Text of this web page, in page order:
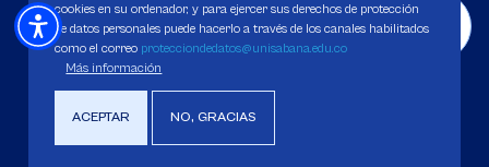
Política de Protección de datos
Derechos Pecuniarios
cookies en su ordenador, y para ejercer sus derechos de protección
de datos personales puede hacerlo a través de los canales habilitados
como el correo protecciondedatos@unisabana.edu.co
Más información
ACEPTAR NO, GRACIAS